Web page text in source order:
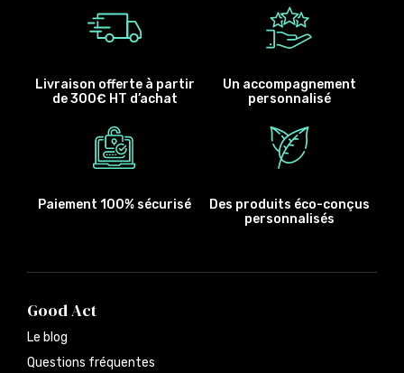
Livraison offerte à partir
de 300€ HT d’achat
Un accompagnement
personnalisé
Paiement 100% sécurisé
Des produits éco-conçus
personnalisés
Good Act
Le blog
Questions fréquentes